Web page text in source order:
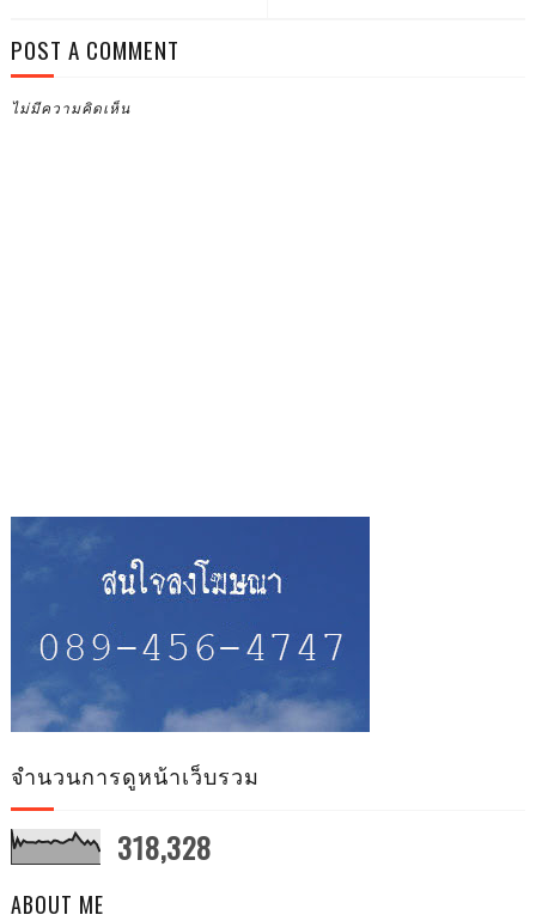
POST A COMMENT
ไม่มีความคิดเห็น
จำนวนการดูหน้าเว็บรวม
318,328
ABOUT ME